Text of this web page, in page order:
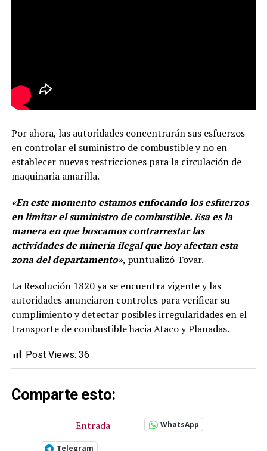
Por ahora, las autoridades concentrarán sus esfuerzos
en controlar el suministro de combustible y no en
establecer nuevas restricciones para la circulación de
maquinaria amarilla.
«En este momento estamos enfocando los esfuerzos
en limitar el suministro de combustible. Esa es la
manera en que buscamos contrarrestar las
actividades de minería ilegal que hoy afectan esta
zona del departamento», puntualizó Tovar.
La Resolución 1820 ya se encuentra vigente y las
autoridades anunciaron controles para verificar su
cumplimiento y detectar posibles irregularidades en el
transporte de combustible hacia Ataco y Planadas.
Post Views: 36
Comparte esto:
Entrada WhatsApp
Telegram